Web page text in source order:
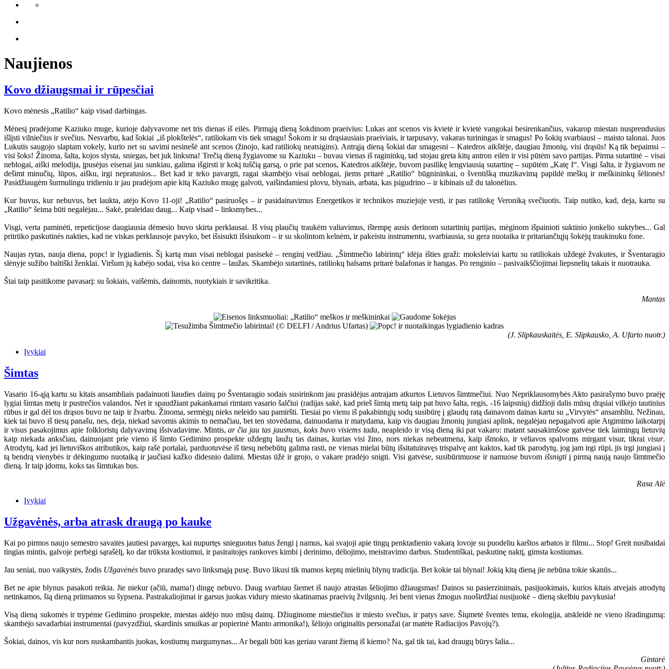
Naujienos
Kovo džiaugsmai ir rūpesčiai
Kovo mėnesis „Ratilio“ kaip visad darbingas.
Mėnesį pradėjome Kaziuko muge, kurioje dalyvavome net tris dienas iš eilės. Pirmąją dieną šokdinom praeivius: Lukas ant scenos vis kvietė ir kvietė vangokai besirenkančius, vakarop miestan nusprendusius
išlįsti vilniečius ir svečius. Nesvarbu, kad šokiai „iš plokštelės“, ratiliokam vis tiek smagu! Šokom ir su drąsiausiais praeiviais, ir tarpusavy, vakaras turiningas ir smagus! Po šokių svarbiausi – maisto talonai. Juos
Lukutis saugojo slaptam vokely, kurio net su savimi nesinešė ant scenos (žinojo, kad ratiliokų neatsigins). Antrąją dieną šokiai dar smagesni – Katedros aikštėje, daugiau žmonių, visi drąsūs! Ką tik bepaimsi –
visi šoks! Žinoma, šalta, kojos slysta, sniegas, bet juk linksma! Trečią dieną žygiavome su Kaziuku – buvau vienas iš ragininkų, tad stojau greta kitų antron eilėn ir visi pūtėm savo partijas. Pirma sutartinė – visai
neblogai, aiški melodija, įpusėjus eisenai jau sunkiau, galima išgirsti ir kokį tuščią garsą, o prie pat scenos, Katedros aikštėje, buvom pasilikę lengviausią sutartinę – supūtėm „Katę I“. Visgi šalta, ir žygiavom ne
dešimt minučių, lūpos, aišku, irgi nepratusios... Bet kad ir teko pavargti, ragai skambėjo visai neblogai, jiems pritarė „Ratilio“ būgnininkai, o šventišką muzikavimą papildė meškų ir meškininkų šėlionės!
Pasidžiaugėm šurmulingu tridieniu ir jau pradėjom apie kitą Kaziuko mugę galvoti, vaišindamiesi plovu, blynais, arbata, kas įsigudrino – ir kibinais už du talonėlius.
Kur buvus, kur nebuvus, bet laukta, atėjo Kovo 11-oji! „Ratilio“ pasiruošęs – ir pasidainavimus Energetikos ir technikos muziejuje vesti, ir pas ratiliokę Veroniką svečiuotis. Taip nutiko, kad, deja, kartu su
„Ratilio“ šeima būti negalėjau... Sakė, praleidau daug... Kaip visad – linksmybes...
Visgi, verta paminėti, repeticijose daugiausia dėmesio buvo skirta perklausai. Iš visų plaučių traukėm valiavimus, ištempę ausis derinom sutartinių partijas, mėginom išpainioti suktinio jonkelio suktybes... Gal
pritrūko paskutinės nakties, kad ne viskas perklausoje pavyko, bet išsisukti išsisukom – ir su skolintom kelnėm, ir pakeistu instrumentu, svarbiausia, su gera nuotaika ir pritariančiųjų šokėjų traukinuku fone.
Naujas rytas, nauja diena, popc! ir lygiadienis. Šį kartą man visai neblogai pasisekė – renginį vedžiau. „Šimtmečio labirintų“ idėja išties graži: moksleiviai kartu su ratiliokais uždegė žvakutes, ir Šventaragio
slėnyje sužibo baltiški ženklai. Viršum jų kabėjo sodai, visa ko centre – laužas. Skambėjo sutartinės, ratiliokų balsams pritarė balafonas ir hangas. Po renginio – pasivaikščiojimai liepsnelių takais ir nuotrauka.
Štai taip pasitikome pavasarį: su šokiais, vaišėmis, dainomis, nuotykiais ir savikritika.
Mantas
(J. Slipkauskaitės, E. Slipkausko, A. Ufarto nuotr.)
Įvykiai
Šimtas
Vasario 16-ąją kartu su kitais ansambliais padainuoti liaudies dainų po Šventaragio sodais susirinkom jau prasidėjus antrajam atkurtos Lietuvos šimtmečiui. Nuo Nepriklausomybės Akto pasirašymo buvo praėję
lygiai šimtas metų ir pustrečios valandos. Net ir spaudžiant pakankamai rimtam vasario šalčiui (radijas sakė, kad prieš šimtą metų taip pat buvo šalta, regis, -16 laipsnių) didžioji dalis mūsų drąsiai vilkėjo tautinius
rūbus ir gal dėl tos drąsos buvo ne taip ir žvarbu. Žinoma, sermėgų nieks neleido sau pamiršti. Tiesiai po vienu iš pakabintųjų sodų susibūrę į glaudų ratą dainavom dainas kartu su „Virvytės“ ansambliu. Nežinau,
kiek tai buvo iš tiesų panašu, nes, deja, niekad savomis akimis to nemačiau, bet ten stovėdama, dainuodama ir matydama, kaip vis daugiau žmonių jungiasi aplink, negalėjau nepagalvoti apie Atgimimo laikotarpį
ir visus pasakojimus apie folkloristų dalyvavimą išsivadavime. Mintis,ar čia jau tas jausmas, koks buvo visiems tada, neapleido ir visą dieną iki pat vakaro: matant sausakimšose gatvėse tiek laimingų lietuvių
kaip niekada anksčiau, dainuojant prie vieno iš šimto Gedimino prospekte uždegtų laužų tas dainas, kurias visi žino, nors niekas nebeatmena, kaip išmoko, ir vėliavos spalvoms mirgant visur, tikrai visur.
Atrodytų, kad jei lietuviškos atributikos, kaip rašė portalai, parduotuvėse iš tiesų nebebūtų galima rasti, ne vienas mielai būtų išsitatuiravęs trispalvę ant kaktos, kad tik parodytų, jog jam irgi rūpi, jis irgi jungiasi į
tą bendrą vienybės ir dėkingumo nuotaiką ir jaučiasi kažko didesnio dalimi. Miestas ūžė ir grojo, o vakare pradėjo snigti. Visi gatvėse, susibūrimuose ir namuose buvom išsnigti į pirmą naują naujo šimtmečio
dieną. Ir taip įdomu, koks tas šimtukas bus.
Rasa Alė
Įvykiai
Užgavėnės, arba atrask draugą po kauke
Kai po pirmos naujo semestro savaitės jautiesi pavargęs, kai nupurtęs snieguotus batus žengi į namus, kai svajoji apie tingų penktadienio vakarą lovoje su puodeliu karštos arbatos ir filmu... Stop! Greit nusibaidai
tingias mintis, galvoje perbėgi sąrašėlį, ko dar trūksta kostiumui, ir pasiraitojęs rankoves kimbi į derinimo, dėliojimo, meistravimo darbus. Studentiškai, paskutinę naktį, gimsta kostiumas.
Jau seniai, nuo vaikystės, žodis Užgavėnės buvo praradęs savo linksmąją pusę. Buvo likusi tik mamos keptų mielinių blynų tradicija. Bet kokie tai blynai! Jokią kitą dieną jie nebūna tokie skanūs...
Bet ne apie blynus pasakoti reikia. Jie niekur (ačiū, mama!) dingę nebuvo. Daug svarbiau šiemet iš naujo atrastas šėliojimo džiaugsmas! Dainos su pasierzinimais, pasijuokimais, kurios kitais atvejais atrodytų
netinkamos, šią dieną priimamos su šypsena. Pastrakaliojimai ir garsus juokas vidury miesto skatinamas praeivių žvilgsnių. Jei bent vienas žmogus nuoširdžiai nusijuokė – dieną skelbiu pavykusia!
Visą dieną sukomės ir trypėme Gedimino prospekte, miestas aidėjo nuo mūsų dainų. Džiuginome miestiečius ir miesto svečius, ir patys save. Šiųmetė šventės tema, ekologija, atskleidė ne vieno išradingumą:
skambėjo savadarbiai instrumentai (pavyzdžiui, skardinis smuikas ar popierinė Manto armonika!), šėliojo originalūs personažai (ar matėte Radiacijos Pavojų?).
Šokiai, dainos, vis kur nors nuskambantis juokas, kostiumų margumynas... Ar begali būti kas geriau varant žiemą iš kiemo? Na, gal tik tai, kad draugų būrys šalia...
Gintarė